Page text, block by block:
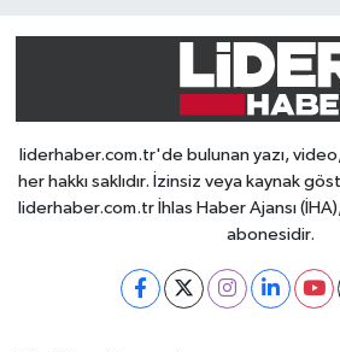
liderhaber.com.tr'de bulunan yazı,
her hakkı saklıdır. İzinsiz veya kaynak
liderhaber.com.tr İhlas Haber Ajansı
abonesidir.